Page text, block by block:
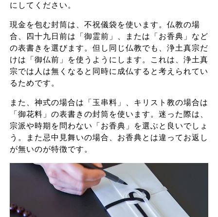
にしてください。
現金を包む封筒は、不祝儀袋を使います。仏教の場
合、四十九日前は「御霊前」、または「お香典」など
の表書きを選びます。但し同じ仏教でも、浄土真宗だ
けは「御仏前」を使うようにします。
これは、浄土真
宗では人は無くなると同時に成仏すると考えられてい
るためです。
また、神式の場合は「玉串料」、キリスト教の場合は
「御花料」の表書きの封筒を使います。迷った際は、
宗派や時期を問わない「お香典」を選ぶと良いでしょ
う。
また忌中見舞いの場合、お香典とは違ってお返し
が無いのが特徴です。